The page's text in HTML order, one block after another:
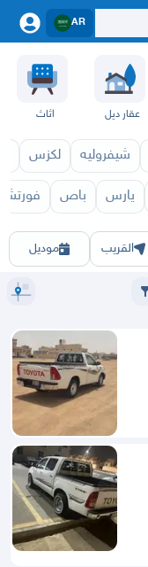
AR
عقار ديل اثاث
شيفروليه لكزس
يارس باص
تبوك القصيمحائل أبها الباحة
القريب موديل
هايلوكس 2027